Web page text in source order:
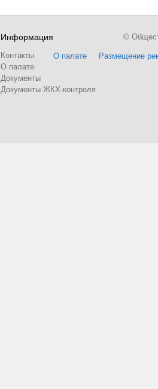
Информация
Контакты
О палате
Документы
Документы ЖКХ-контроля
О палате Размещение
©